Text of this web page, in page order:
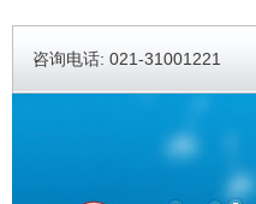
咨询电话: 021-31001221